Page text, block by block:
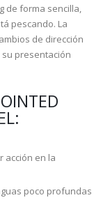
de forma sencilla,
pescando. La
de dirección
presentación
acción en la
poco profundas